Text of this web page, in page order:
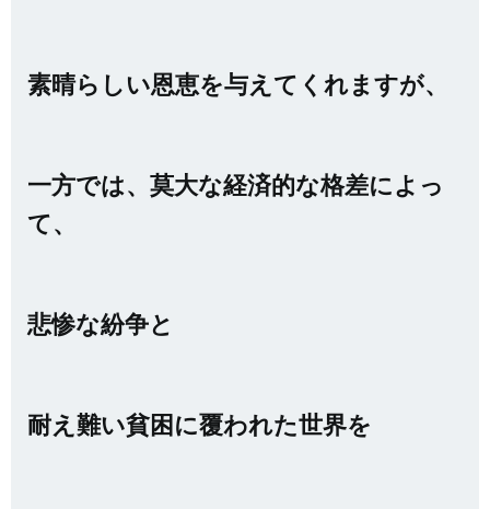
素晴らしい恩恵を与えてくれますが、
一方では、莫大な経済的な格差によっ
て、
悲惨な紛争と
耐え難い貧困に覆われた世界を